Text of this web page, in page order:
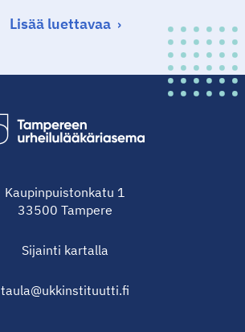
Lisää luettavaa
Kaupinpuistonkatu 1
33500 Tampere
Sijainti kartalla
taula@ukkinstituutti.fi